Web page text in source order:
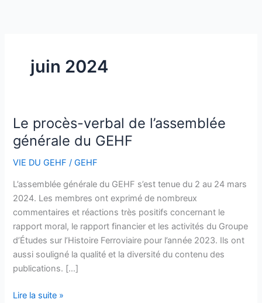
juin 2024
Le procès-verbal de l’assemblée
générale du GEHF
VIE DU GEHF /GEHF
L’assemblée générale du GEHF s’est tenue du 2 au 24 mars
2024. Les membres ont exprimé de nombreux
commentaires et réactions très positifs concernant le
rapport moral, le rapport financier et les activités du Groupe
d’Études sur l’Histoire Ferroviaire pour l’année 2023. Ils ont
aussi souligné la qualité et la diversité du contenu des
publications. […]
Le
procès-
verbal
de
Lire la suite »